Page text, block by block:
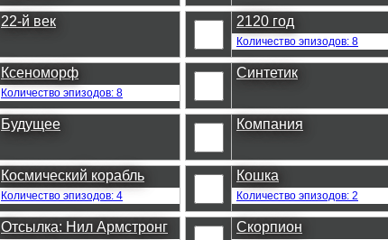
22-й век 2120 год
Количество эпизодов: 8
Ксеноморф
Количество эпизодов: 8
Синтетик
Будущее Компания
Космический корабль
Количество эпизодов: 4
Кошка
Количество эпизодов: 2
Отсылка: Нил Армстронг Скорпион